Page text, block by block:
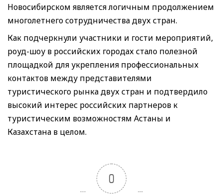
Новосибирском является логичным продолжением
многолетнего сотрудничества двух стран.
Как подчеркнули участники и гости мероприятий,
роуд-шоу в российских городах стало полезной
площадкой для укрепления профессиональных
контактов между представителями
туристического рынка двух стран и подтвердило
высокий интерес российских партнеров к
туристическим возможностям Астаны и
Казахстана в целом.
0